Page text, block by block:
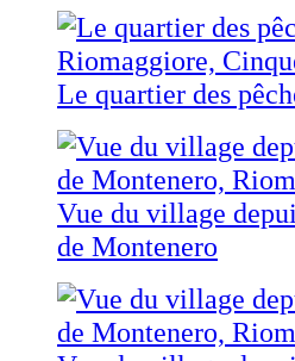
Le quartier des
Vue du village
de Montenero